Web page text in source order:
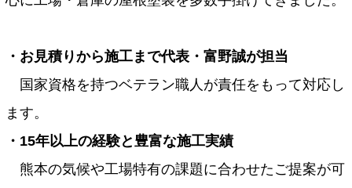
・お見積りから施工まで代表・富野誠が担当
国家資格を持つベテラン職人が責任をもって対応し
ます。
・15年以上の経験と豊富な施工実績
熊本の気候や工場特有の課題に合わせたご提案が可